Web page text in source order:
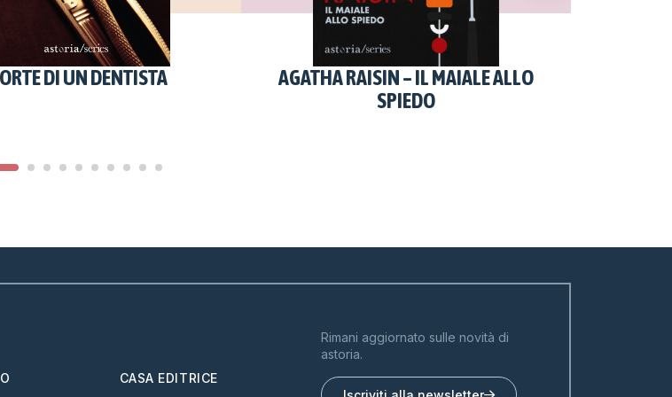
DI UN DENTISTA
AGATHA RAISIN – IL MAIALE ALLO
SPIEDO
CASA EDITRICE
Rimani aggiornato sulle novità di
astoria.